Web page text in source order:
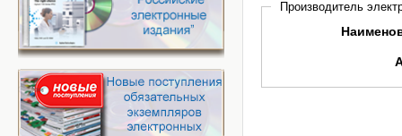
Производитель